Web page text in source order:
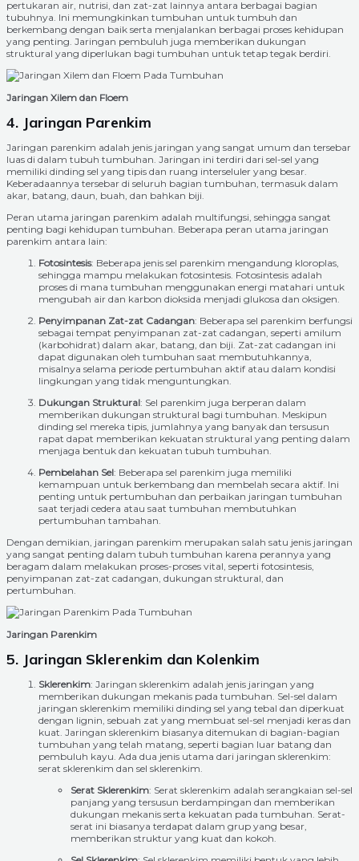
pertukaran air, nutrisi, dan zat-zat lainnya antara berbagai bagian
tubuhnya. Ini memungkinkan tumbuhan untuk tumbuh dan
berkembang dengan baik serta menjalankan berbagai proses kehidupan
yang penting. Jaringan pembuluh juga memberikan dukungan
struktural yang diperlukan bagi tumbuhan untuk tetap tegak berdiri.
Jaringan Xilem dan Floem
4. Jaringan Parenkim
Jaringan parenkim adalah jenis jaringan yang sangat umum dan tersebar
luas di dalam tubuh tumbuhan. Jaringan ini terdiri dari sel-sel yang
memiliki dinding sel yang tipis dan ruang interseluler yang besar.
Keberadaannya tersebar di seluruh bagian tumbuhan, termasuk dalam
akar, batang, daun, buah, dan bahkan biji.
Peran utama jaringan parenkim adalah multifungsi, sehingga sangat
penting bagi kehidupan tumbuhan. Beberapa peran utama jaringan
parenkim antara lain:
Fotosintesis: Beberapa jenis sel parenkim mengandung kloroplas,
sehingga mampu melakukan fotosintesis. Fotosintesis adalah
proses di mana tumbuhan menggunakan energi matahari untuk
mengubah air dan karbon dioksida menjadi glukosa dan oksigen.
Penyimpanan Zat-zat Cadangan: Beberapa sel parenkim berfungsi
sebagai tempat penyimpanan zat-zat cadangan, seperti amilum
(karbohidrat) dalam akar, batang, dan biji. Zat-zat cadangan ini
dapat digunakan oleh tumbuhan saat membutuhkannya,
misalnya selama periode pertumbuhan aktif atau dalam kondisi
lingkungan yang tidak menguntungkan.
Dukungan Struktural: Sel parenkim juga berperan dalam
memberikan dukungan struktural bagi tumbuhan. Meskipun
dinding sel mereka tipis, jumlahnya yang banyak dan tersusun
rapat dapat memberikan kekuatan struktural yang penting dalam
menjaga bentuk dan kekuatan tubuh tumbuhan.
Pembelahan Sel: Beberapa sel parenkim juga memiliki
kemampuan untuk berkembang dan membelah secara aktif. Ini
penting untuk pertumbuhan dan perbaikan jaringan tumbuhan
saat terjadi cedera atau saat tumbuhan membutuhkan
pertumbuhan tambahan.
Dengan demikian, jaringan parenkim merupakan salah satu jenis jaringan
yang sangat penting dalam tubuh tumbuhan karena perannya yang
beragam dalam melakukan proses-proses vital, seperti fotosintesis,
penyimpanan zat-zat cadangan, dukungan struktural, dan
pertumbuhan.
Jaringan Parenkim
5. Jaringan Sklerenkim dan Kolenkim
Sklerenkim: Jaringan sklerenkim adalah jenis jaringan yang
memberikan dukungan mekanis pada tumbuhan. Sel-sel dalam
jaringan sklerenkim memiliki dinding sel yang tebal dan diperkuat
dengan lignin, sebuah zat yang membuat sel-sel menjadi keras dan
kuat. Jaringan sklerenkim biasanya ditemukan di bagian-bagian
tumbuhan yang telah matang, seperti bagian luar batang dan
pembuluh kayu. Ada dua jenis utama dari jaringan sklerenkim:
serat sklerenkim dan sel sklerenkim.
Serat Sklerenkim: Serat sklerenkim adalah serangkaian sel-sel
panjang yang tersusun berdampingan dan memberikan
dukungan mekanis serta kekuatan pada tumbuhan. Serat-
serat ini biasanya terdapat dalam grup yang besar,
memberikan struktur yang kuat dan kokoh.